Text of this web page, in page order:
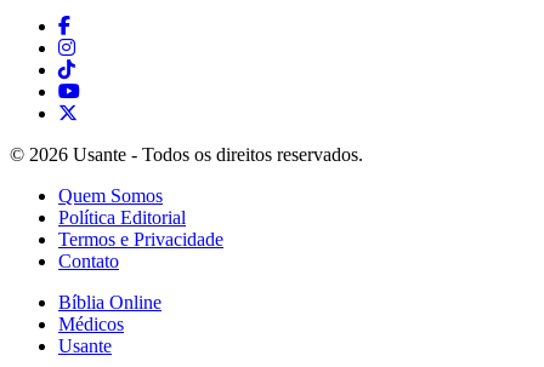
© 2026 Usante - Todos os direitos reservados.
Quem Somos
Política Editorial
Termos e Privacidade
Contato
Bíblia Online
Médicos
Usante